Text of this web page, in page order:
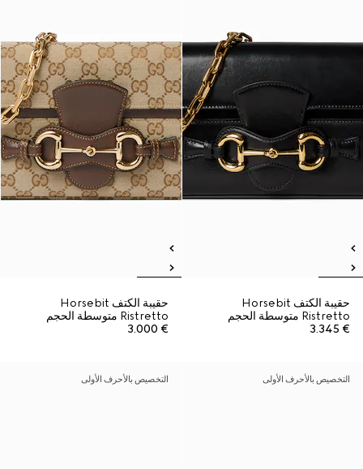
حقيبة الكتف Horsebit
Ristretto متوسطة الحجم
€ 3.345
حقيبة الكتف Horsebit
Ristretto متوسطة الحجم
€ 3.000
التخصيص بالأحرف الأولى التخصيص بالأحرف الأولى